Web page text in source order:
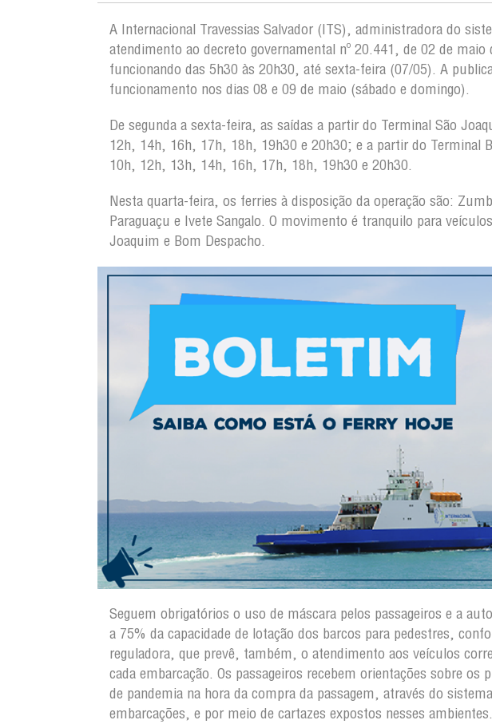
A Internacional Travessias Salvador (ITS), administradora do
atendimento ao decreto governamental nº 20.441, de 02 de maio
funcionando das 5h30 às 20h30, até sexta-feira (07/05). A
funcionamento nos dias 08 e 09 de maio (sábado e domingo).
De segunda a sexta-feira, as saídas a partir do Terminal São
12h, 14h, 16h, 17h, 18h, 19h30 e 20h30; e a partir do Terminal
10h, 12h, 13h, 14h, 16h, 17h, 18h, 19h30 e 20h30.
Nesta quarta-feira, os ferries à disposição da operação são:
Paraguaçu e Ivete Sangalo. O movimento é tranquilo para
Joaquim e Bom Despacho.
Seguem obrigatórios o uso de máscara pelos passageiros e a
a 75% da capacidade de lotação dos barcos para pedestres,
reguladora, que prevê, também, o atendimento aos veículos
cada embarcação. Os passageiros recebem orientações sobre os
de pandemia na hora da compra da passagem, através do
embarcações, e por meio de cartazes expostos nesses ambientes.